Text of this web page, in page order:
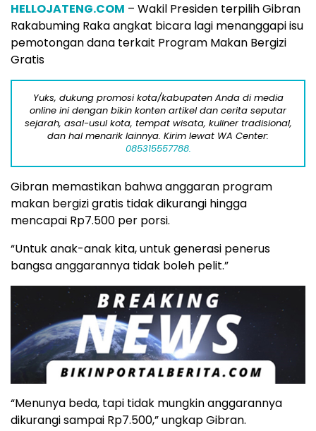
HELLOJATENG.COM – Wakil Presiden terpilih Gibran
Rakabuming Raka angkat bicara lagi menanggapi isu
pemotongan dana terkait Program Makan Bergizi
Gratis
Yuks, dukung promosi kota/kabupaten Anda di media
online ini dengan bikin konten artikel dan cerita seputar
sejarah, asal-usul kota, tempat wisata, kuliner tradisional,
dan hal menarik lainnya. Kirim lewat WA Center:
085315557788.
Gibran memastikan bahwa anggaran program
makan bergizi gratis tidak dikurangi hingga
mencapai Rp7.500 per porsi.
“Untuk anak-anak kita, untuk generasi penerus
bangsa anggarannya tidak boleh pelit.”
“Menunya beda, tapi tidak mungkin anggarannya
dikurangi sampai Rp7.500,” ungkap Gibran.